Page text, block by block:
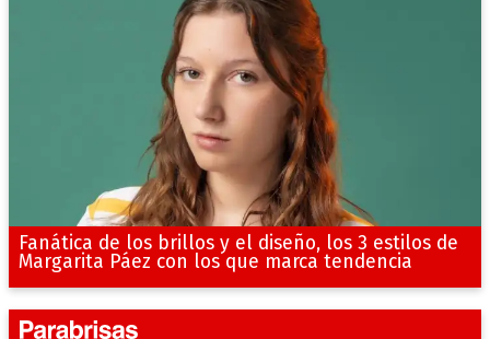
Fanática de los brillos y el diseño, los 3 estilos de
Margarita Páez con los que marca tendencia